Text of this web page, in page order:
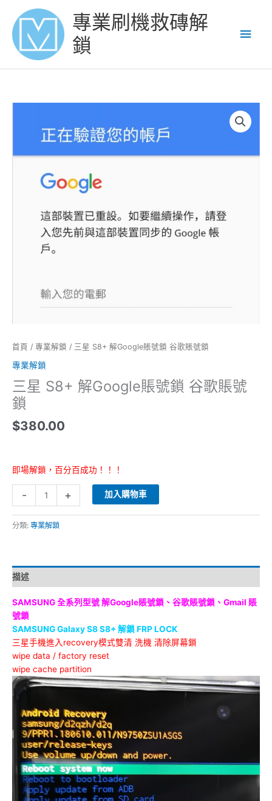
content
專業刷機救磚解
鎖
首頁 / 專業解鎖 / 三星 S8+ 解Google賬號鎖 谷歌賬號鎖
專業解鎖
三星 S8+ 解Google賬號鎖 谷歌賬號
鎖
$380.00
即場解鎖，百分百成功！！！
- + 加入購物車
分類: 專業解鎖
描述
SAMSUNG 全系列型號解Google賬號鎖、谷歌賬號鎖、Gmail 賬
號鎖
SAMSUNG Galaxy S8 S8+ 解鎖 FRP LOCK
三星手機進入recovery模式雙清 洗機 清除屏幕鎖
wipe data / factory reset
wipe cache partition